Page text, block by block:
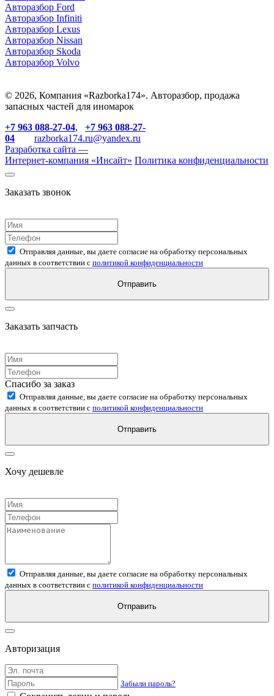
Авторазбор Ford
Авторазбор Infiniti
Авторазбор Lexus
Авторазбор Nissan
Авторазбор Skoda
Авторазбор Volvo
© 2026, Компания «Razborka174». Авторазбор, продажа
запасных частей для иномарок
+7 963 088-27-04, +7 963 088-27-
04
razborka174.ru@yandex.ru
Разработка сайта —
Интернет-компания «Инсайт» Политика конфиденциальности
Заказать звонок
Отправляя данные, вы даете согласие на обработку персональных
данных в соответствии с политикой конфиденциальности
Отправить
Заказать запчасть
Спасибо за заказ
Отправляя данные, вы даете согласие на обработку персональных
данных в соответствии с политикой конфиденциальности
Отправить
Хочу дешевле
Отправляя данные, вы даете согласие на обработку персональных
данных в соответствии с политикой конфиденциальности
Отправить
Авторизация
Забыли пароль?